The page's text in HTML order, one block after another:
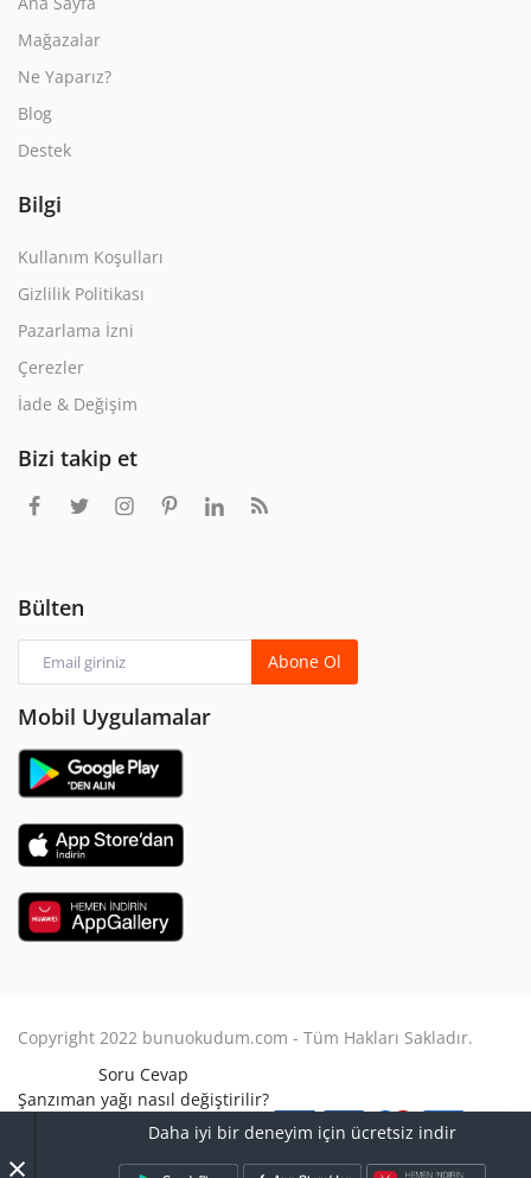
Daha iyi bir deneyim için ücretsiz indir
Mağazalar
Ne Yaparız?
Blog
Destek
Bilgi
Kullanım Koşulları
Gizlilik Politikası
Pazarlama İzni
Çerezler
İade & Değişim
Bizi takip et
Bülten
Abone Ol
Mobil Uygulamalar
Copyright 2022 bunuokudum.com - Tüm Hakları Sakladır.
Soru Cevap
Şanzıman yağı nasıl değiştirilir?
Aile Hukuku
Avukat Nasıl Olunur?
Turbo arızası nasıl anlaşılır?